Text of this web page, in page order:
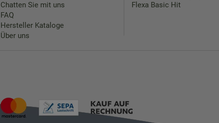
Chatten Sie mit uns
FAQ
Hersteller Kataloge
Über uns
Flexa Basic Hit